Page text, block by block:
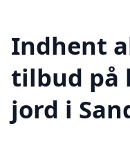
Indhent
tilbud på
jord i